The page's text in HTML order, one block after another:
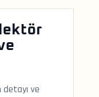
ve